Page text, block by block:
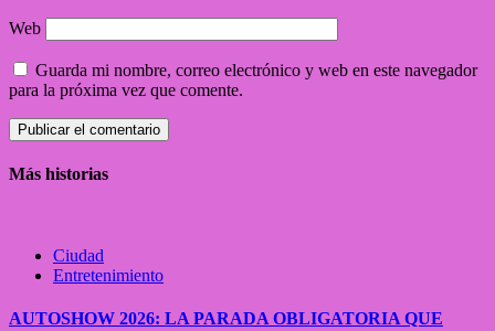
Web
Guarda mi nombre, correo electrónico y web en este navegador
para la próxima vez que comente.
Más historias
Ciudad
Entretenimiento
AUTOSHOW 2026: LA PARADA OBLIGATORIA QUE